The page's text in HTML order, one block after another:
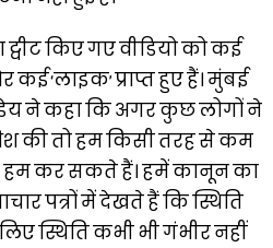
किए गए वीडियो को कई
कई ‘लाइक’ प्राप्त हुए हैं। मुंबई
ने कहा कि अगर कुछ लोगों ने
की तो हम किसी तरह से कम
हम कर सकते हैं। हमें कानून का
पत्रों में देखते हैं कि स्थिति
स्थिति कभी भी गंभीर नहीं